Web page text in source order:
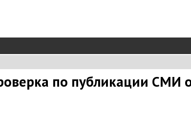
по публикации СМИ